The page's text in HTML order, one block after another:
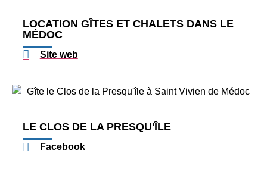
LOCATION GÎTES ET CHALETS DANS LE
MÉDOC
Site web
LE CLOS DE LA PRESQU'ÎLE
Facebook